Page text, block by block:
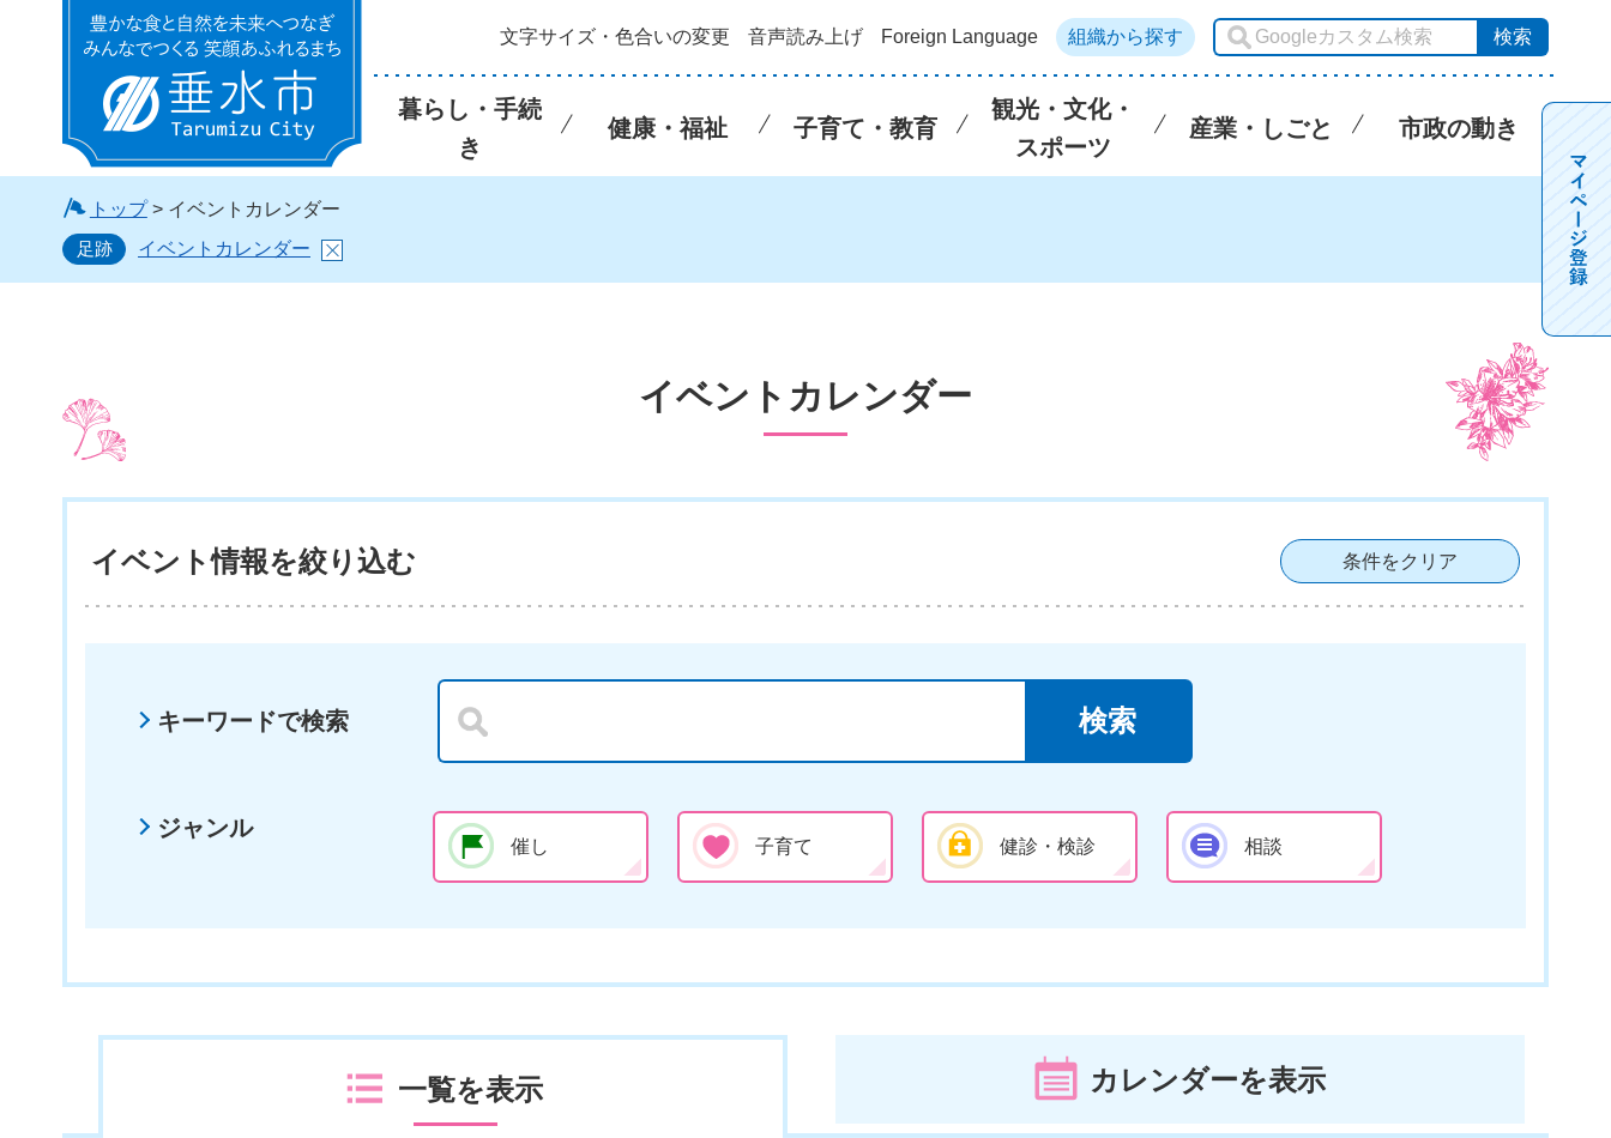
垂水市 文字サイズ・色合いの変更 音声読み上げ Foreign Language 組織から探す
暮らし・手続
き
健康・福祉 子育て・教育
観光・文化・
スポーツ
産業・しごと 市政の動き
トップ> イベントカレンダー
足跡
イベントカレンダー
イベントカレンダー
イベント情報を絞り込む 条件をクリア
キーワードで検索
ジャンル
催し 子育て 健診・検診 相談
一覧を表示 カレンダーを表示